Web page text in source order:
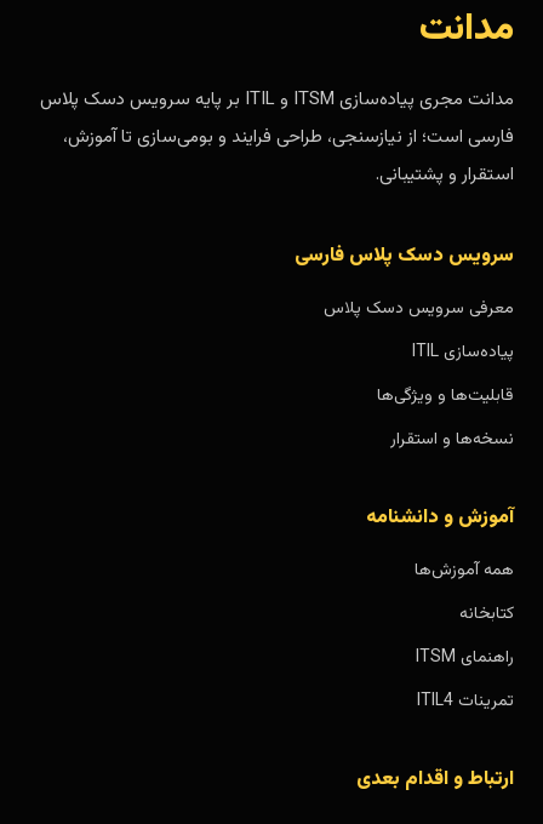
مدانت
مدانت مجری پیاده‌سازی ITSM و ITIL بر پایه سرویس دسک پلاس
فارسی است؛ از نیازسنجی، طراحی فرایند و بومی‌سازی تا آموزش،
استقرار و پشتیبانی.
سرویس دسک پلاس فارسی
معرفی سرویس دسک پلاس
پیاده‌سازی ITIL
قابلیت‌ها و ویژگی‌ها
نسخه‌ها و استقرار
آموزش و دانشنامه
همه آموزش‌ها
کتابخانه
راهنمای ITSM
تمرینات ITIL4
ارتباط و اقدام بعدی